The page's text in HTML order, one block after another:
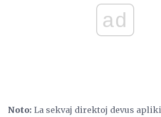
ad
Noto: La sekvaj direktoj devus